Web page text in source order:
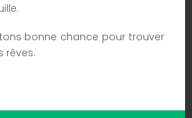
bonne chance pour trouver
rêves.
cours de traitement et est délivré